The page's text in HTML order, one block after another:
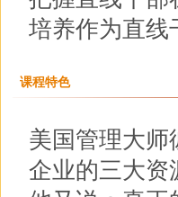
培养作为直线
课程特色
美国管理大师
企业的三大资